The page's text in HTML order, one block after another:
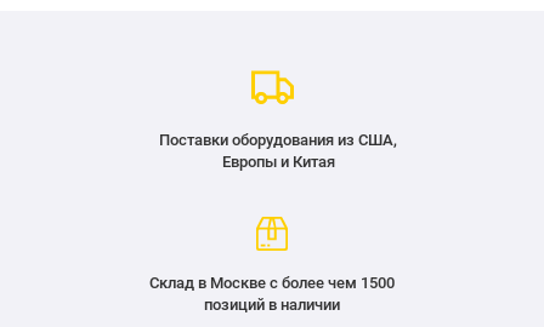
Поставки оборудования из США,
Европы и Китая
Склад в Москве с более чем 1500
позиций в наличии